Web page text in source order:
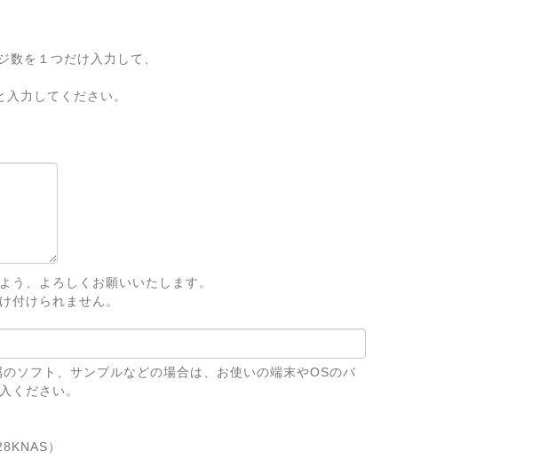
を１つだけ入力して、
力してください。
う、よろしくお願いいたします。
付けられません。
ソフト、サンプルなどの場合は、お使いの端末やOSのバ
ください。
）